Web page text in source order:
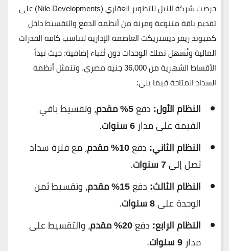
حرصت شركةالنيل للتطوير العقاري (Nile Developments)
على
تقديم باقة متنوعة ومرنة من أنظمة الدفع والتقسيط داخل
كمبوند ريفر ديستريكت العاصمة الإداريةلتناسب كافة القدرات
المالية وتُسهل تملك الوحدات دون أعباء إضافية؛ حيث تبدأ
الأقساط الشهرية من36,000 جنيه مصري
. وتتمثل أنظمة
السداد المتاحة فيما يلي:
النظام الأول: دفع5% مقدم
، وتقسيط باقي
القيمة على مدار 6 سنوات
.
النظام الثاني: دفع10% مقدم
، مع فترة سداد
تصل إلى7 سنوات
.
النظام الثالث: دفع15% مقدم
، وتقسيط ثمن
الوحدة على8 سنوات
.
النظام الرابع: دفع20% مقدم
، والتقسيط على
مدار 9 سنوات
.